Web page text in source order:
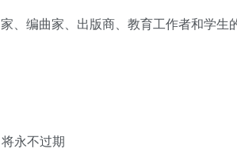
、编曲家、出版商、教育工作者和学生
永不过期